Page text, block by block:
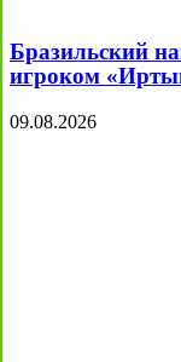
Бразильский
игроком
09.08.2026